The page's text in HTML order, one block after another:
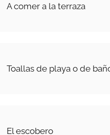
A comer a la terraza
Toallas de playa o de
El escobero